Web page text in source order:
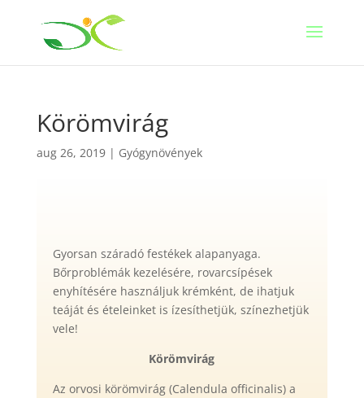
Körömvirág
aug 26, 2019| Gyógynövények
Gyorsan száradó festékek alapanyaga.
Bőrproblémák kezelésére, rovarcsípések
enyhítésére használjuk krémként, de ihatjuk
teáját és ételeinket is ízesíthetjük, színezhetjük
vele!
Körömvirág
Az orvosi körömvirág (Calendula officinalis) a